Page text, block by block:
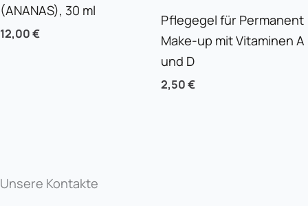
(ANANAS), 30 ml
12,00€
Pflegegel für Permanent
Make-up mit Vitaminen A
und D
2,50€
Unsere Kontakte